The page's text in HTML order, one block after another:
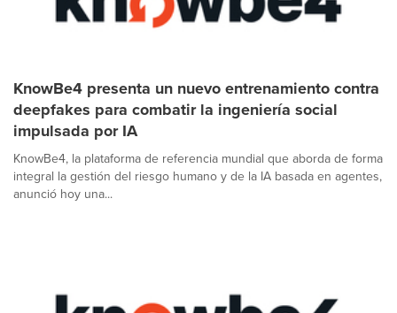
KnowBe4 presenta un nuevo entrenamiento contra
deepfakes para combatir la ingeniería social
impulsada por IA
KnowBe4, la plataforma de referencia mundial que aborda de forma
integral la gestión del riesgo humano y de la IA basada en agentes,
anunció hoy una...